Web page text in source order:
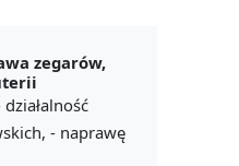
zegarów,
- naprawę